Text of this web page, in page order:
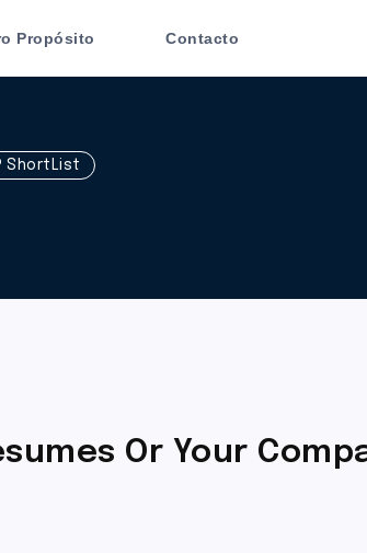
Propósito Contacto
ShortList
Or Your